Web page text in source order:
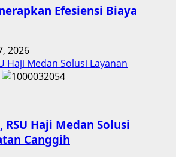
Efesiensi Biaya
2026
Haji Medan Solusi Layanan
RSU Haji Medan Solusi
Canggih